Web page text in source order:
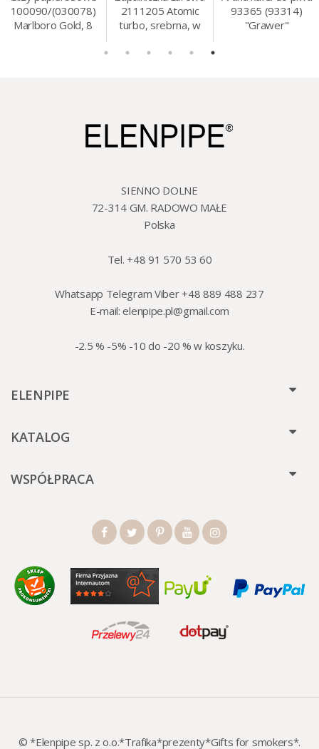
100090/(030078)
Marlboro Gold, 8
2111205 Atomic
turbo, srebrna, w
93365 (93314)
"Grawer"
SIENNO DOLNE
72-314 GM. RADOWO MAŁE
Polska
Tel. +48 91 570 53 60
Whatsapp Telegram Viber +48 889 488 237
E-mail:elenpipe.pl@gmail.com
-2.5 % -5% -10 do -20 % w koszyku.
ELENPIPE
KATALOG
WSPÓŁPRACA
© *Elenpipe sp. z o.o.*Trafika*prezenty*Gifts for smokers*.